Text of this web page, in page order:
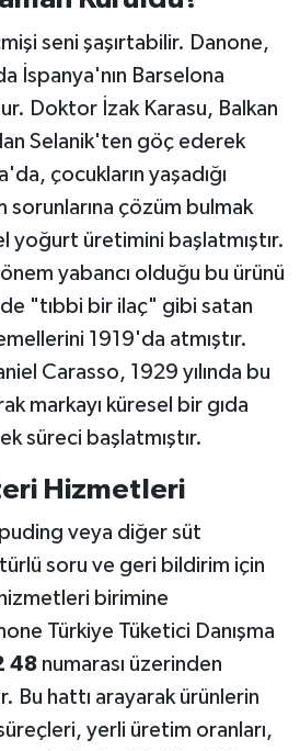
seni şaşırtabilir. Danone,
İspanya'nın Barselona
Doktor İzak Karasu, Balkan
Selanik'ten göç ederek
çocukların yaşadığı
sorunlarına çözüm bulmak
yoğurt üretimini başlatmıştır.
yabancı olduğu bu ürünü
"tıbbi bir ilaç" gibi satan
1919'da atmıştır.
Carasso, 1929 yılında bu
markayı küresel bir gıda
süreci başlatmıştır.
Hizmetleri
veya diğer süt
soru ve geri bildirim için
birimine
Türkiye Tüketici Danışma
48numarası üzerinden
Bu hattı arayarak ürünlerin
yerli üretim oranları,